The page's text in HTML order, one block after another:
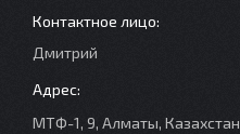
Дмитрий
МТФ-1, 9, Алматы, Казахстан